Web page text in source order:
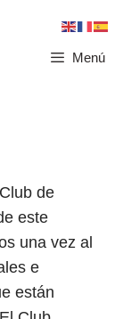
Menú
de
este
una vez al
e
están